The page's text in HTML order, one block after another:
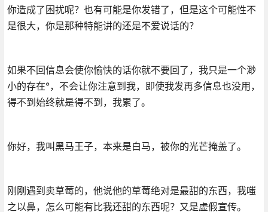
你造成了困扰呢？也有可能是你发错了，但是这个可能性不
是很大，你是那种特能讲的还是不爱说话的？
如果不回信息会使你愉快的话你就不要回了，我只是一个渺
小的存在°，不会让你注意到我，即使我发再多信息也没用，
得不到始终就是得不到，我累了。
你好，我叫黑马王子，本来是白马，被你的光芒掩盖了。
刚刚遇到卖草莓的，他说他的草莓绝对是最甜的东西，我嗤
之以鼻，怎么可能有比我还甜的东西呢？又是虚假宣传。